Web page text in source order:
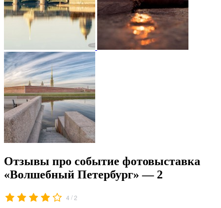
Отзывы про событие фотовыставка
«Волшебный Петербург» — 2
4 /2